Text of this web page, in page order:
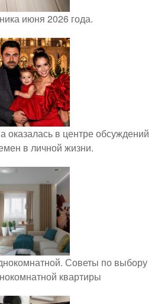
июня 2026 года.
оказалась в центре обсуждений
в личной жизни.
Советы по выбору
квартиры